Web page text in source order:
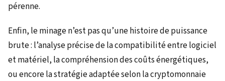
pérenne.
Enfin, le minage n’est pas qu’une histoire de puissance
brute : l’analyse précise de la compatibilité entre logiciel
et matériel, la compréhension des coûts énergétiques,
ou encore la stratégie adaptée selon la cryptomonnaie